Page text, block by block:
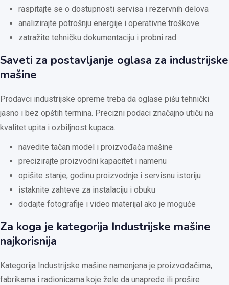
raspitajte se o dostupnosti servisa i rezervnih delova
analizirajte potrošnju energije i operativne troškove
zatražite tehničku dokumentaciju i probni rad
Saveti za postavljanje oglasa za industrijske
mašine
Prodavci industrijske opreme treba da oglase pišu tehnički
jasno i bez opštih termina. Precizni podaci značajno utiču na
kvalitet upita i ozbiljnost kupaca.
navedite tačan model i proizvođača mašine
precizirajte proizvodni kapacitet i namenu
opišite stanje, godinu proizvodnje i servisnu istoriju
istaknite zahteve za instalaciju i obuku
dodajte fotografije i video materijal ako je moguće
Za koga je kategorija Industrijske mašine
najkorisnija
Kategorija Industrijske mašine namenjena je proizvođačima,
fabrikama i radionicama koje žele da unaprede ili prošire